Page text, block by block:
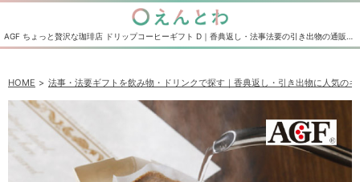
HOME 法事・法要ギフトを飲み物・ドリンクで探す｜香典返し・引き出物に人気のギ